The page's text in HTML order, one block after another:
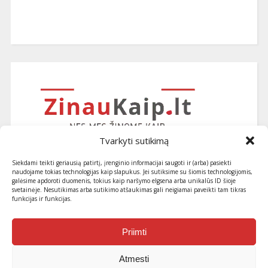
Tvarkyti sutikimą
Siekdami teikti geriausią patirtį, įrenginio informacijai saugoti ir (arba) pasiekti
naudojame tokias technologijas kaip slapukus. Jei sutiksime su šiomis technologijomis,
galėsime apdoroti duomenis, tokius kaip naršymo elgsena arba unikalūs ID šioje
svetainėje. Nesutikimas arba sutikimo atšaukimas gali neigiamai paveikti tam tikras
funkcijas ir funkcijas.
Priimti
Atmesti
Užsiprenumeruokite naujausius
straipsnius ir patarimus